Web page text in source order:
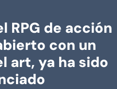
RPG de acción
con un
art, ya ha sido